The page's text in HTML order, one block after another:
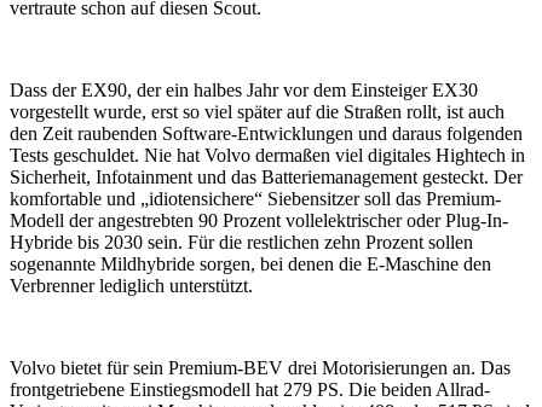
vertraute schon auf diesen Scout.
Dass der EX90, der ein halbes Jahr vor dem Einsteiger EX30
vorgestellt wurde, erst so viel später auf die Straßen rollt, ist auch
den Zeit raubenden Software-Entwicklungen und daraus folgenden
Tests geschuldet. Nie hat Volvo dermaßen viel digitales Hightech in
Sicherheit, Infotainment und das Batteriemanagement gesteckt. Der
komfortable und „idiotensichere“ Siebensitzer soll das Premium-
Modell der angestrebten 90 Prozent vollelektrischer oder Plug-In-
Hybride bis 2030 sein. Für die restlichen zehn Prozent sollen
sogenannte Mildhybride sorgen, bei denen die E-Maschine den
Verbrenner lediglich unterstützt.
Volvo bietet für sein Premium-BEV drei Motorisierungen an. Das
frontgetriebene Einstiegsmodell hat 279 PS. Die beiden Allrad-